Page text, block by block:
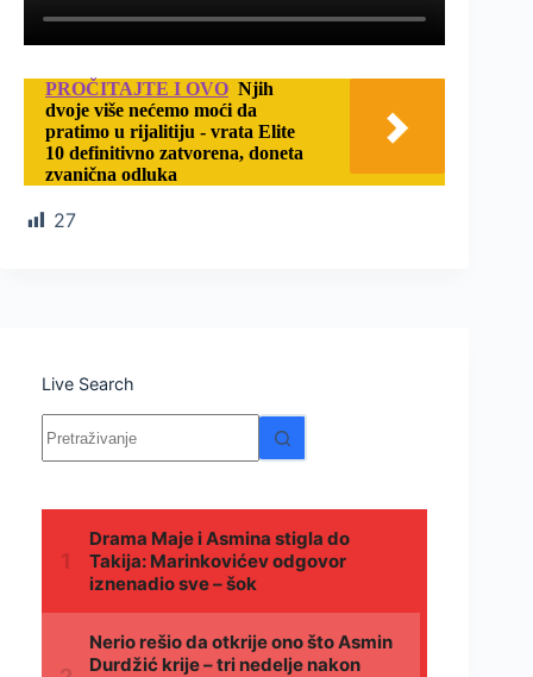
PROČITAJTE I OVO Njih
dvoje više nećemo moći da
pratimo u rijalitiju - vrata Elite
10 definitivno zatvorena, doneta
zvanična odluka
27
Live Search
Nema
rezultata.